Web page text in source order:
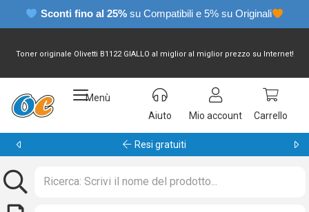
Sconti fino al 25% su Compatibili e 5% su Originali
Toner originale Olivetti B1122 GIALLO al miglior al miglior prezzo su Internet!
Menù
Aiuto
Mio account Carrello
Garanzia 24 mesi